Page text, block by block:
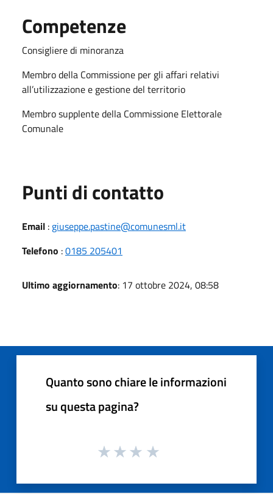
Competenze
Consigliere di minoranza
Membro della Commissione per gli affari relativi
all’utilizzazione e gestione del territorio
Membro supplente della Commissione Elettorale
Comunale
Punti di contatto
Email : giuseppe.pastine@comunesml.it
Telefono :0185 205401
Ultimo aggiornamento: 17 ottobre 2024, 08:58
Quanto sono chiare le informazioni
su questa pagina?